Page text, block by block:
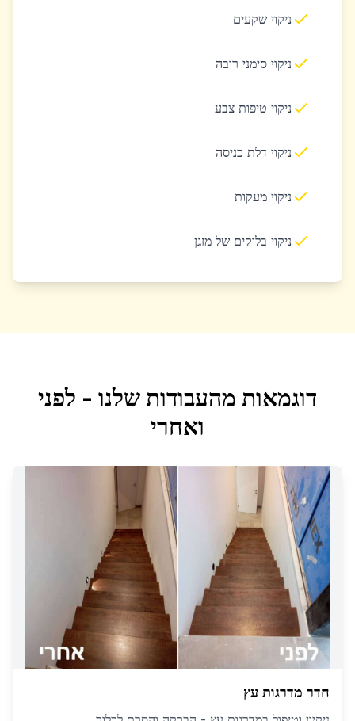
ניקוי שקעים
ניקוי סימני רובה
ניקוי טיפות צבע
ניקוי דלת כניסה
ניקוי מעקות
ניקוי בלוקים של מזגן
דוגמאות מהעבודות שלנו - לפני
ואחרי
חדר מדרגות עץ